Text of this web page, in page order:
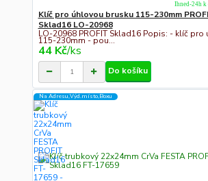
Klíč pro úhlovou brusku 115-230mm
Sklad16 LO-20968
LO-20968 PROFIT Sklad16 Popis: - klíč pro
115-230mm - pou...
44 Kč/ks
Ihned-24h k
Do košíku
Na Adresu,Výd.místo,Boxu